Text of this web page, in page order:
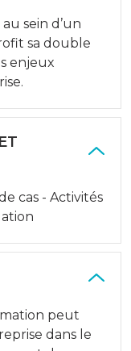
sein d’un
sa double
enjeux
cas - Activités
peut
dans le